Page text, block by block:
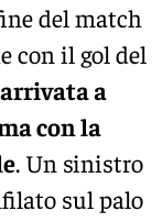
del match
con il gol del
a
con la
. Un sinistro
sul palo